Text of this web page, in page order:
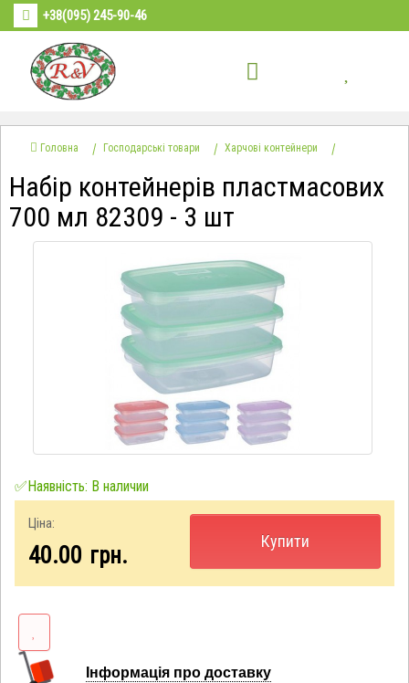
+38(095) 245-90-46
Головна Господарські товари Харчові контейнери
Набір контейнерів пластмасових
700 мл 82309 - 3 шт
✅Наявність: В наличии
Ціна:
40.00 грн.
Купити
Інформація про доставку